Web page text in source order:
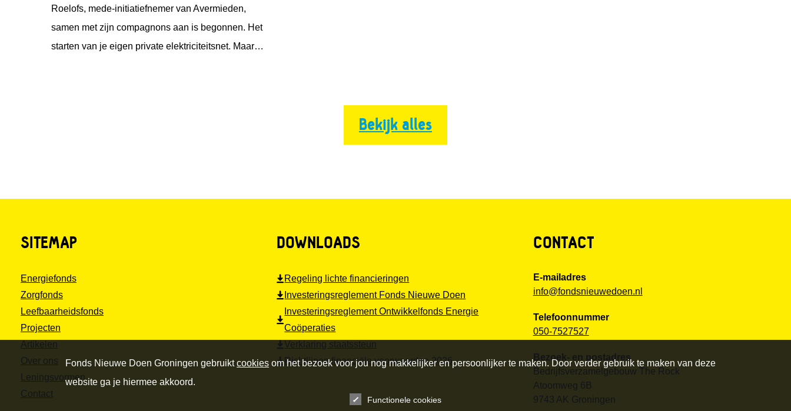
Roelofs, mede-initiatiefnemer van Avermieden,
samen met zijn compagnons aan is begonnen. Het
starten van je eigen private elektriciteitsnet. Maar
Bekijk alles
SITEMAP
Energiefonds
Zorgfonds
Leefbaarheidsfonds
Projecten
Artikelen
Over ons
Leningsvormen
Contact
DOWNLOADS
Regeling lichte financieringen
Investeringsreglement Fonds Nieuwe Doen
Investeringsreglement Ontwikkelfonds Energie
Coöperaties
Verklaring staatssteun
Richtlijnen financiële voorwaarden 2026
CONTACT
E-mailadres
info@fondsnieuwedoen.nl
Telefoonnummer
050-7527527
Bezoek- en postadres
Bedrijfsverzamelgebouw The Rock
Atoomweg 6B
9743 AK Groningen
Fonds Nieuwe Doen Groningen gebruiktcookies om het bezoek voor jou nog makkelijker en persoonlijker te maken. Door verder gebruik te maken van deze
website ga je hiermee akkoord.
Functionele cookies